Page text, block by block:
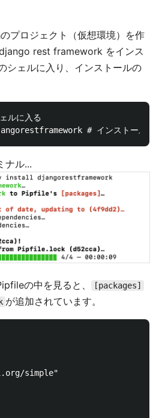
プロジェクト（仮想環境）を作
rest framework をインス
シェルに入り、インストールの
に入る
ナル...
の中を見ると、 [packages]
が追加されています。
simple"